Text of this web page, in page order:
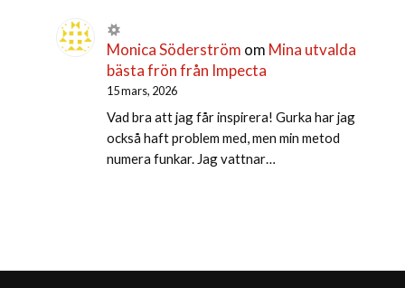
Monica Söderström om Mina utvalda
bästa frön från Impecta
15 mars, 2026
Vad bra att jag får inspirera! Gurka har jag
också haft problem med, men min metod
numera funkar. Jag vattnar…